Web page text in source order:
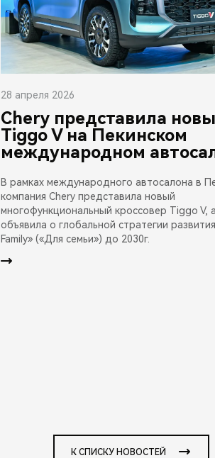
28 апреля 2026
Chery представила
Tiggo V на Пекинском
международном
В рамках международного автосалона в
компания Chery представила новый
многофункциональный кроссовер Tiggo V,
объявила о глобальной стратегии
Family» («Для семьи») до 2030г.
К СПИСКУ НОВОСТЕЙ